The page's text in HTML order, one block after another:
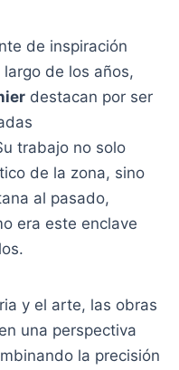
de inspiración
de los años,
destacan por ser
trabajo no solo
de la zona, sino
al pasado,
era este enclave
y el arte, las obras
una perspectiva
la precisión